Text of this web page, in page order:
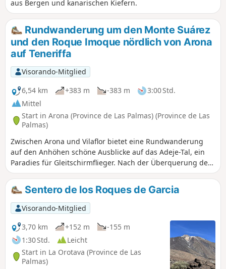
aus Bergen und kanarischen Kiefern.
Rundwanderung um den Monte Suárez
und den Roque Imoque nördlich von Arona
auf Teneriffa
Visorando-Mitglied
6,54 km
+383 m -383 m
3:00 Std.
Mittel
Start in Arona (Province de Las Palmas) (Province de Las
Palmas)
Zwischen Arona und Vilaflor bietet eine Rundwanderung
auf den Anhöhen schöne Ausblicke auf das Adeje-Tal, ein
Paradies für Gleitschirmflieger. Nach der Überquerung des
Barranco del Rey, einer schönen tiefen Schlucht, steigt der
Weg sanft an, umgeht den Berg Suarez und steigt dann
steiler an den Hängen des Roque Imoque an. Unterwegs
gibt es Kakteen, verlassene Bauernhöfe und alte
Dreschplätze sowie kleine Höhlen zu sehen. Der Rückweg
führt sanft bergab mit Blick auf den Meereshorizont an der
Südspitze der Insel.
Sentero de los Roques de Garcia
Visorando-Mitglied
3,70 km
+152 m
-155 m
1:30 Std.
Leicht
Start in La Orotava (Province de Las
Palmas)